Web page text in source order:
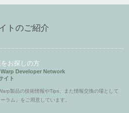
トのご紹介
お探しの方
Warp Developer Network
イト
製品の技術情報やTips、また情報交換の場として
ーラム」をご用意しています。